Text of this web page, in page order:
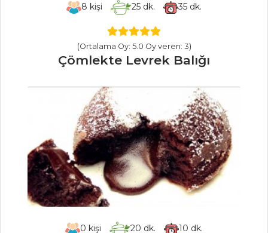
Fırında Kabak
Biberiyeli
Patates Püresi
Körili Sebze
Sebze Yemekleri
Tüm Tarifleri
8 kişi 25dk. 35dk.
(Ortalama Oy: 5.0 Oy veren: 3)
Çömlekte Levrek Balığı
0 kişi 20 dk. 10 dk.